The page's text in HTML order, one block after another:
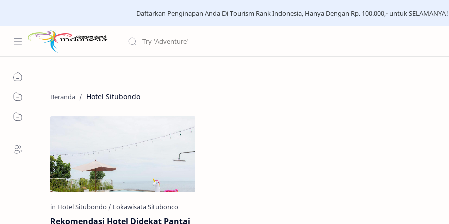
Daftarkan Penginapan Anda Di Tourism Rank Indonesia, Hanya Dengan Rp. 100.000,- untuk
Hotel Situbondo
Rekomendasi Hotel Didekat Pantai